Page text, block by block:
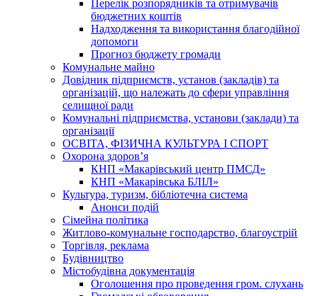
Перелік розпорядників та отримувачів
бюджетних коштів
Надходження та використання благодійної
допомоги
Прогноз бюджету громади
Комунальне майно
Довідник підприємств, установ (закладів) та
організацій, що належать до сфери управління
селищної ради
Комунальні підприємства, установи (заклади) та
організації
ОСВІТА, ФІЗИЧНА КУЛЬТУРА І СПОРТ
Охорона здоров’я
КНП «Макарівський центр ПМСД»
КНП «Макарівська БЛІЛ»
Культура, туризм, бібліотечна система
Анонси подій
Сімейна політика
Житлово-комунальне господарство, благоустрій
Торгівля, реклама
Будівництво
Містобудівна документація
Оголошення про проведення гром. слухань